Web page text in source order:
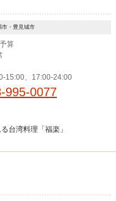
市・豊見城市
算
15:00、17:00-24:00
995-0077
台湾料理「福楽」